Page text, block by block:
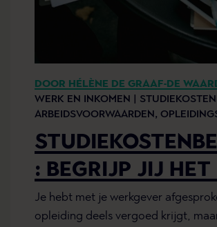
DOOR HÉLÈNE DE GRAAF-DE
WERK EN INKOMEN |
ARBEIDSVOORWAARDEN,
: BEGRIJP JIJ HET
Je hebt met je werkgever
opleiding deels vergoed krijgt,